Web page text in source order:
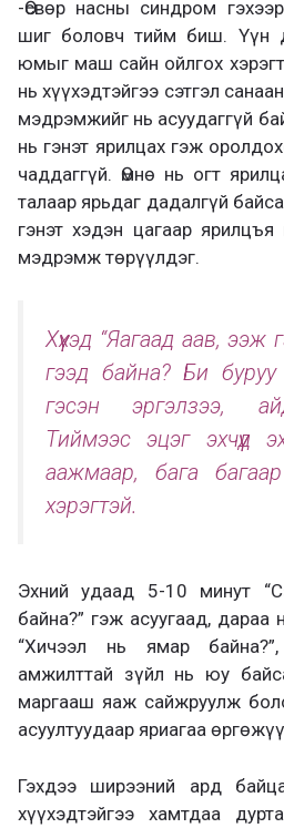
-Өсвөр насны синдром
шиг боловч тийм биш. Үүн
юмыг маш сайн ойлгох
нь хүүхэдтэйгээ сэтгэл
мэдрэмжийг нь асуудаггүй
нь гэнэт ярилцах гэж
чаддаггүй. Өмнө нь огт
талаар ярьдаг дадалгүй
гэнэт хэдэн цагаар
мэдрэмж төрүүлдэг.
Хүүхэд “Яагаад аав,
гээд байна? Би буруу
гэсэн эргэлзээ,
Тиймээс эцэг эхчүүд
аажмаар, бага
хэрэгтэй.
Эхний удаад 5-10 минут
байна?” гэж асуугаад, дараа
“Хичээл нь ямар байна?”,
амжилттай зүйл нь юу
маргааш яаж сайжруулж
асуултуудаар яриагаа
Гэхдээ ширээний ард
хүүхэдтэйгээ хамтдаа